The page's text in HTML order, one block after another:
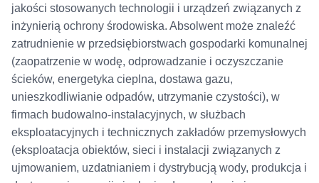
jakości stosowanych technologii i urządzeń związanych z
inżynierią ochrony środowiska. Absolwent może znaleźć
zatrudnienie w przedsiębiorstwach gospodarki komunalnej
(zaopatrzenie w wodę, odprowadzanie i oczyszczanie
ścieków, energetyka cieplna, dostawa gazu,
unieszkodliwianie odpadów, utrzymanie czystości), w
firmach budowalno-instalacyjnych, w służbach
eksploatacyjnych i technicznych zakładów przemysłowych
(eksploatacja obiektów, sieci i instalacji związanych z
ujmowaniem, uzdatnianiem i dystrybucją wody, produkcja i